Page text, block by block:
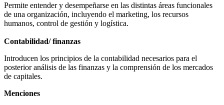
Permite entender y desempeñarse en las distintas áreas funcionales
de una organización, incluyendo el marketing, los recursos
humanos, control de gestión y logística.
Contabilidad/ finanzas
Introducen los principios de la contabilidad necesarios para el
posterior análisis de las finanzas y la comprensión de los mercados
de capitales.
Menciones